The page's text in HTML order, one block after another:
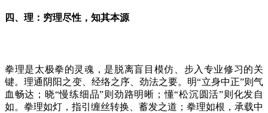
四、理：穷理尽性，知其本源
拳理是太极拳的灵魂，是脱离盲目模仿、步入专业修习的关
键。理通阴阳之变、经络之序、劲法之要。明“立身中正”则气
血畅达；晓“慢练细品”则劲路明晰；懂“松沉圆活”则化发自
如。拳理如灯，指引缠丝转换、蓄发之道；拳理如根，承载中